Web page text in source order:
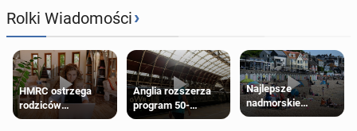
Rolki Wiadomości›
HMRC ostrzega
rodziców
pobierających Child
Anglia rozszerza
program 50-
procentowych
Najlepsze
nadmorskie
miasteczko blisko